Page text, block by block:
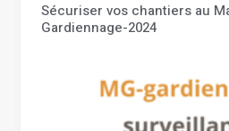
Sécuriser vos chantiers au
Gardiennage-2024
Sécuriser
vos